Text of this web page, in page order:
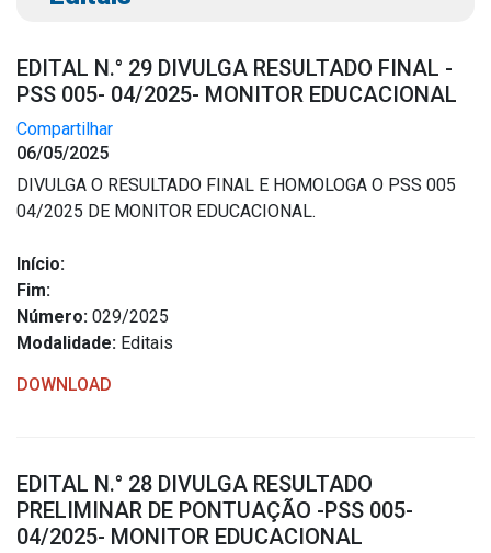
Publicações
Diário Oficial (Novo)
Diário Oficial (Até 30/04)
Seletivo Simplificado
Concursos
Instruções Normativas
Chamamentos Públicos
Leis, Decretos e Portarias
EDITAL N.° 29 DIVULGA RESULTADO FINAL -
PSS 005- 04/2025- MONITOR EDUCACIONAL
Compartilhar
06/05/2025
DIVULGA O RESULTADO FINAL E HOMOLOGA O PSS 005
04/2025 DE MONITOR EDUCACIONAL.
Início:
Fim:
Número: 029/2025
Modalidade: Editais
DOWNLOAD
EDITAL N.° 28 DIVULGA RESULTADO
PRELIMINAR DE PONTUAÇÃO -PSS 005-
04/2025- MONITOR EDUCACIONAL